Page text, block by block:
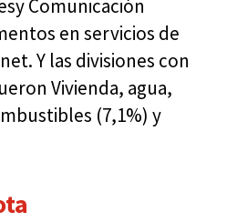
Comunicación
en servicios de
Y las divisiones con
Vivienda, agua,
(7,1%) y